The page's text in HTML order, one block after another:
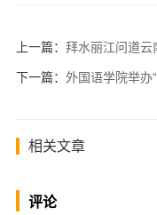
上一篇： 拜水丽江问道云南—
下一篇： 外国语学院举办
相关文章
评论